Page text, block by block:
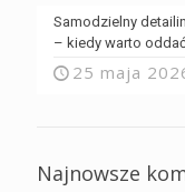
Samodzielny
– kiedy warto
25 maja
Najnowsze